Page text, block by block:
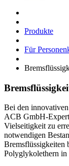
Produkte
Für
Bei den
ACB GmbH-
Vielseitigkeit zu
notwendigen
Bremsflüssigkeiten
Polyglykolethern